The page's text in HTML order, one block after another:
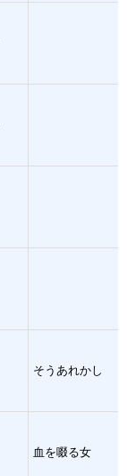
そうあれかし
血を啜る女